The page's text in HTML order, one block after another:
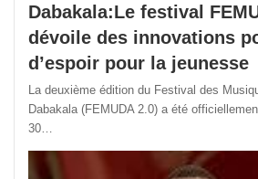
Dabakala:Le festival
dévoile des innovations
d’espoir pour la jeunesse
La deuxième édition du Festival des
Dabakala (FEMUDA 2.0) a été
30…